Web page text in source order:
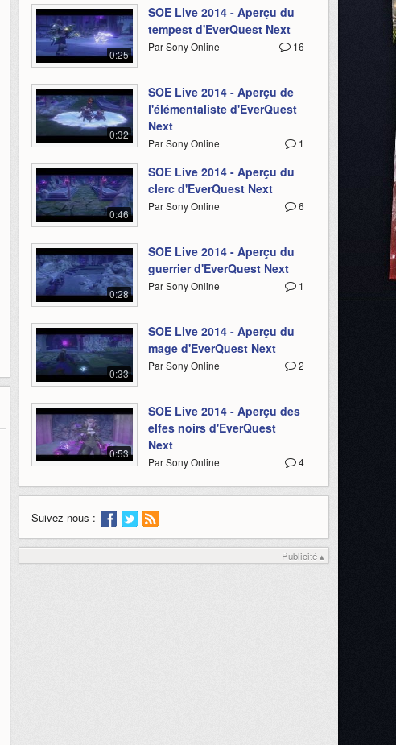
0:25
SOE Live 2014 - Aperçu du
tempest d'EverQuest Next
16
Par Sony Online
0:32
SOE Live 2014 - Aperçu de
l'élémentaliste d'EverQuest
Next
1
Par Sony Online
0:46
SOE Live 2014 - Aperçu du
clerc d'EverQuest Next
6
Par Sony Online
0:28
SOE Live 2014 - Aperçu du
guerrier d'EverQuest Next
1
Par Sony Online
0:33
SOE Live 2014 - Aperçu du
mage d'EverQuest Next
2
Par Sony Online
0:53
SOE Live 2014 - Aperçu des
elfes noirs d'EverQuest
Next
4
Par Sony Online
Suivez-nous :
Publicité ▴